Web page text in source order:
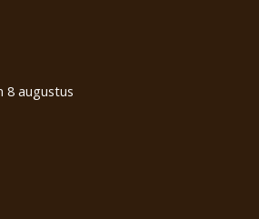
8 augustus